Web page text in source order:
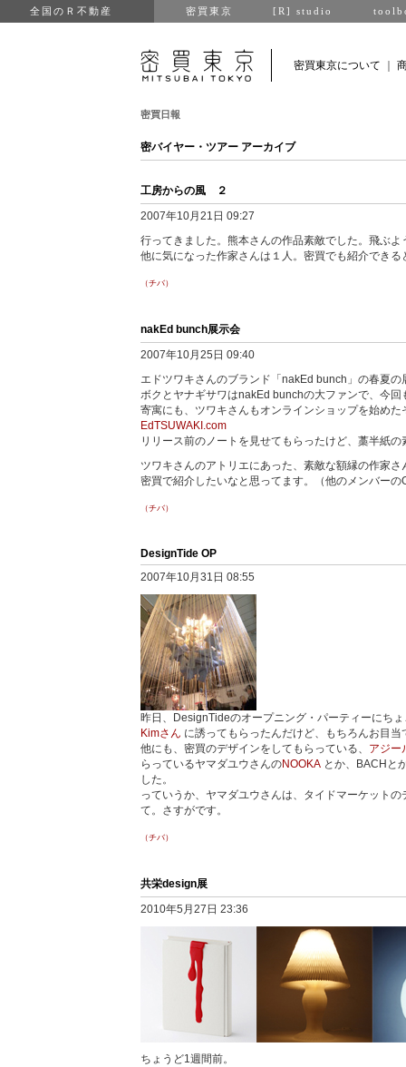
全国のＲ不動産 密買東京 [R] studio
密買東京について
密買日報
密バイヤー・ツアー アーカイブ
工房からの風 ２
2007年10月21日 09:27
行ってきました。熊本さんの作品素敵でした。飛ぶよ
他に気になった作家さんは１人。密買でも紹介できる
（チバ）
nakEd bunch展示会
2007年10月25日 09:40
エドツワキさんのブランド「nakEd bunch」の春夏
ボクとヤナギサワはnakEd bunchの大ファンで、今
寄寓にも、ツワキさんもオンラインショップを始めた
EdTSUWAKI.com
リリース前のノートを見せてもらったけど、藁半紙
ツワキさんのアトリエにあった、素敵な額縁の作家
密買で紹介したいなと思ってます。（他のメンバー
（チバ）
DesignTide OP
2007年10月31日 08:55
昨日、DesignTideのオープニング・パーティーにち
Kimさん に誘ってもらったんだけど、もちろんお目
他にも、密買のデザインをしてもらっている、 アジー
らっているヤマダユウさんのNOOKA とか、BACHと
した。
っていうか、ヤマダユウさんは、タイドマーケット
て。さすがです。
（チバ）
共栄design展
2010年5月27日 23:36
ちょうど1週間前。